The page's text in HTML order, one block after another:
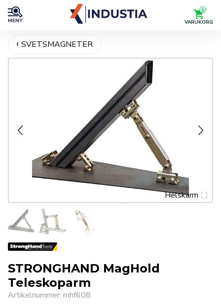
MENY
0
VARUKORG
SVETSMAGNETER
Helskärm
STRONGHAND MagHold
Teleskoparm
Artikelnummer: mhf608